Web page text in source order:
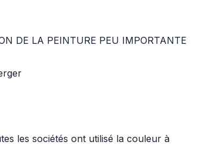
DE LA PEINTURE PEU IMPORTANTE
les sociétés ont utilisé la couleur à